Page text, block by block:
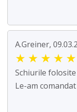
A.Greiner,
★ ★ ★ ★ ★
Schiurile
Le-am